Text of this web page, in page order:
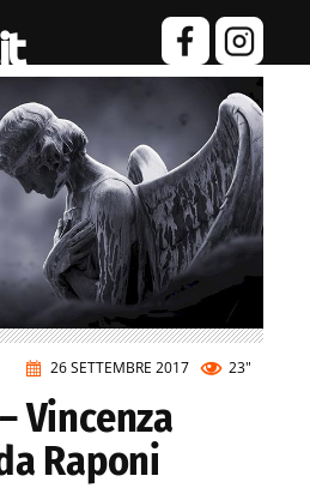
26 SETTEMBRE 2017 23"
Vincenza
Raponi